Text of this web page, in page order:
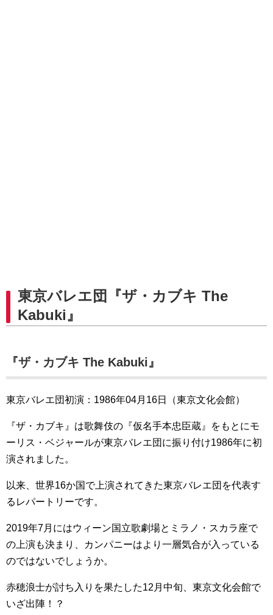
東京バレエ団『ザ・カブキ The
Kabuki』
『ザ・カブキ The Kabuki』
東京バレエ団初演：1986年04月16日（東京文化会館）
『ザ・カブキ』は歌舞伎の『仮名手本忠臣蔵』をもとにモ
ーリス・ベジャールが東京バレエ団に振り付け1986年に初
演されました。
以来、世界16か国で上演されてきた東京バレエ団を代表す
るレパートリーです。
2019年7月にはウィーン国立歌劇場とミラノ・スカラ座で
の上演も決まり、カンパニーはより一層気合が入っている
のではないでしょうか。
赤穂浪士が討ち入りを果たした12月中旬、東京文化会館で
いざ出陣！？